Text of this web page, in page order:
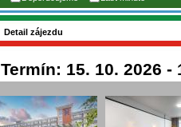
Detail zájezdu
Termín: 15. 10. 2026 -